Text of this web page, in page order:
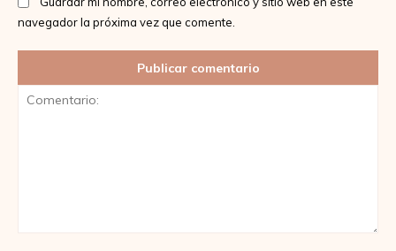
navegador la próxima vez que comente.